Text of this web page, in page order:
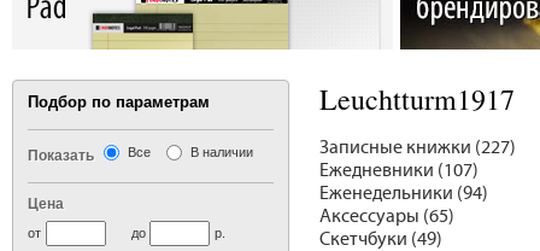
Leuchtturm1917
Записные книжки (227)
Ежедневники (107)
Еженедельники (94)
Аксессуары (65)
Скетчбуки (49)
Подбор по параметрам
Показать Все В наличии
Цена
до
от р.